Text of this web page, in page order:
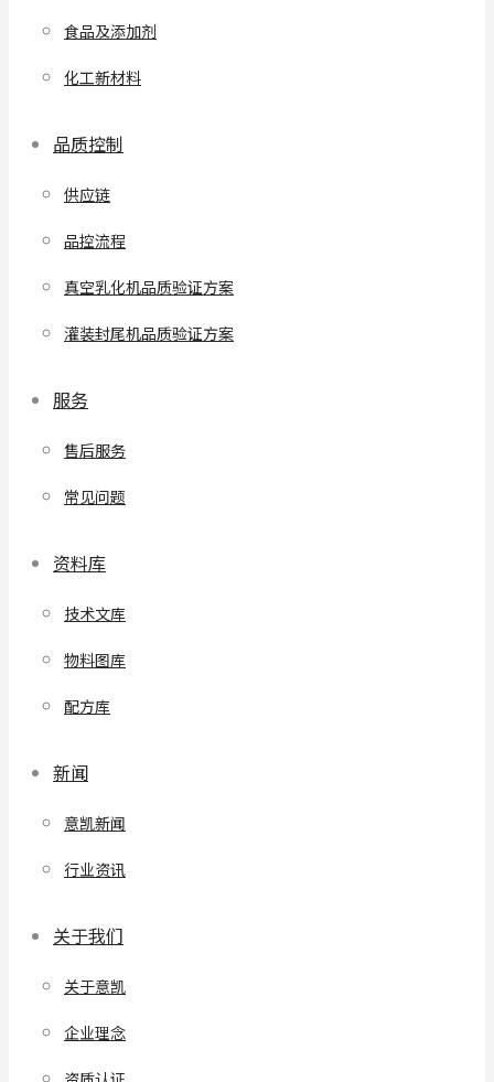
食品及添加剂
化工新材料
品质控制
供应链
品控流程
真空乳化机品质验证方案
灌装封尾机品质验证方案
服务
售后服务
常见问题
资料库
技术文库
物料图库
配方库
新闻
意凯新闻
行业资讯
关于我们
关于意凯
企业理念